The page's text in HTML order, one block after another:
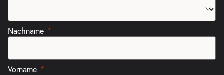
Nachname
Vorname